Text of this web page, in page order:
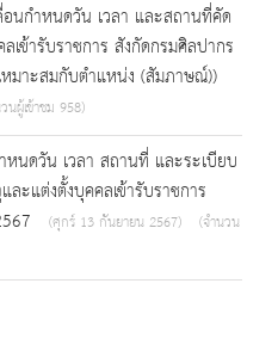
อนกำหนดวัน เวลา และสถานที่คัด
เข้ารับราชการ สังกัดกรมศิลปากร
มาะสมกับตำแหน่ง (สัมภาษณ์))
นผู้เข้าชม 958)
หนดวัน เวลา สถานที่ และระเบียบ
ละแต่งตั้งบุคคลเข้ารับราชการ
(ศุกร์ 13 กันยายน 2567)
(จำนวน